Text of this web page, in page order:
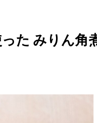
た みりん角